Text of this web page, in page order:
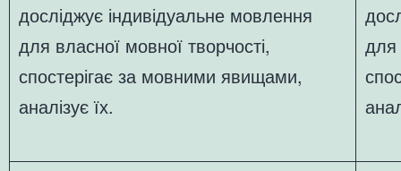
досліджує індивідуальне мовлення
для власної мовної творчості,
спостерігає за мовними явищами,
аналізує їх.
для